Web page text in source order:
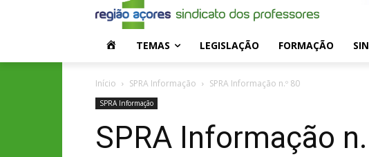
M
TEMAS LEGISLAÇÃO FORMAÇÃO
Início SPRA Informação SPRA Informação n.º 80
SPRA Informação
SPRA Informação